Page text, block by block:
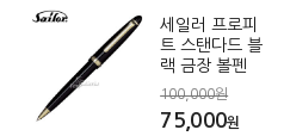
세일러 프로피
트 스탠다드 블
랙 금장 볼펜
100,000원
75,000원